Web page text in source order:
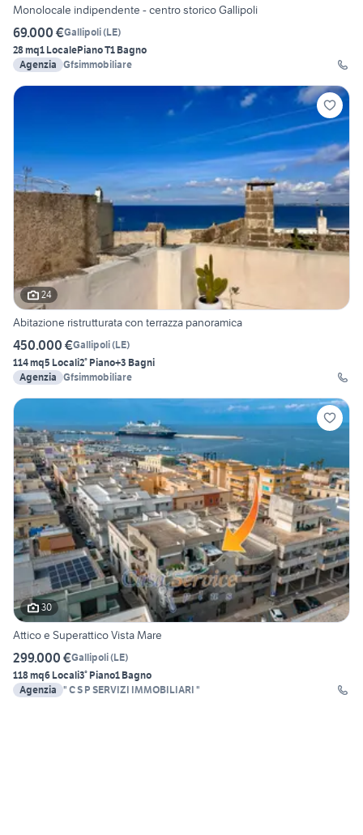
Monolocale indipendente - centro storico Gallipoli
69.000 €Gallipoli(LE)
28 mq1 LocalePiano T1 Bagno
Agenzia Gfsimmobiliare
24
Abitazione ristrutturata con terrazza panoramica
450.000 €Gallipoli(LE)
114 mq5 Locali2° Piano+3 Bagni
Agenzia Gfsimmobiliare
30
Attico e Superattico Vista Mare
299.000 €Gallipoli(LE)
118 mq6 Locali3° Piano1 Bagno
Agenzia " C S P SERVIZI IMMOBILIARI "